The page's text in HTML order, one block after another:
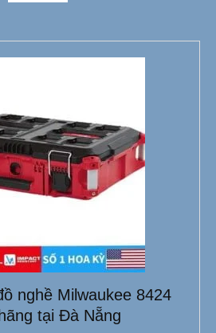
nghề Milwaukee 8424
tại Đà Nẵng